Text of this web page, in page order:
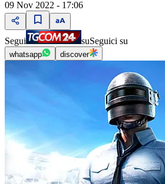
09 Nov 2022 - 17:06
Segui suSeguici su
whatsapp discover